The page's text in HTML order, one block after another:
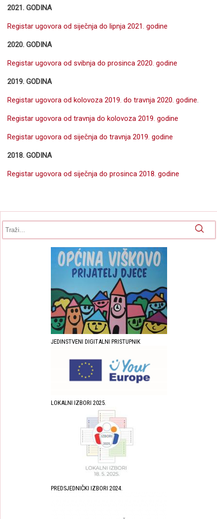
2021. GODINA
Registar ugovora od siječnja do lipnja 2021. godine
2020. GODINA
Registar ugovora od svibnja do prosinca 2020. godine
2019. GODINA
Registar ugovora od kolovoza 2019. do travnja 2020. godine
Registar ugovora od travnja do kolovoza 2019. godine
Registar ugovora od siječnja do travnja 2019. godine
2018. GODINA
Registar ugovora od siječnja do prosinca 2018. godine
Obrazac pretrage
JEDINSTVENI DIGITALNI PRISTUPNIK
LOKALNI IZBORI 2025.
PREDSJEDNIČKI IZBORI 2024.